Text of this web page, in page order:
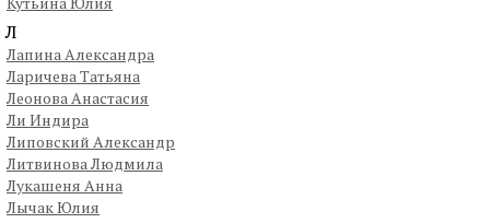
Л
Лапина Александра
Ларичева Татьяна
Леонова Анастасия
Ли Индира
Липовский Александр
Литвинова Людмила
Лукашеня Анна
Лычак Юлия